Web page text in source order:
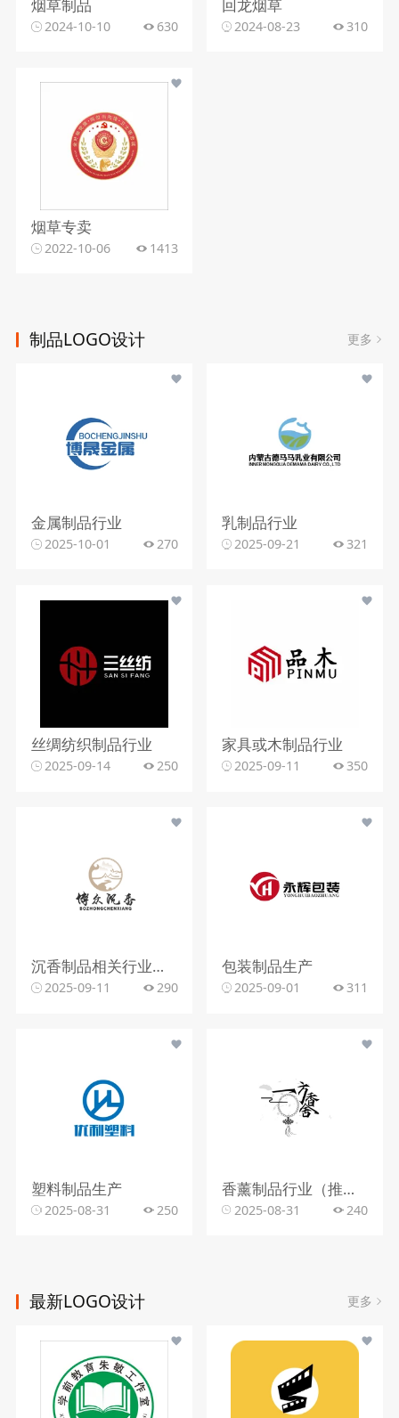
烟草制品
2024-10-10 630
回龙烟草
2024-08-23 310
烟草专卖
2022-10-06 1413
制品LOGO设计 更多
金属制品行业
2025-10-01 270
乳制品行业
2025-09-21 321
丝绸纺织制品行业
2025-09-14 250
家具或木制品行业
2025-09-11 350
沉香制品相关行业（如沉香销售、品鉴等）
2025-09-11 290
包装制品生产
2025-09-01 311
塑料制品生产
2025-08-31 250
香薰制品行业（推测）
2025-08-31 240
最新LOGO设计 更多